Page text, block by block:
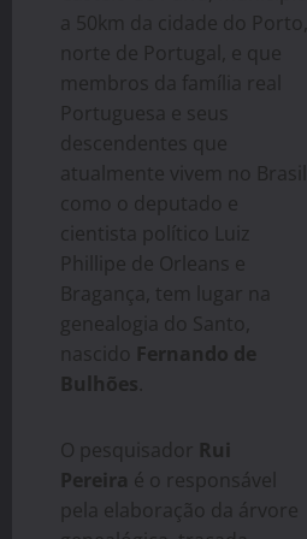
a 50km da cidade do Porto,
norte de Portugal, e que
membros da família real
Portuguesa e seus
descendentes que
atualmente vivem no Brasil,
como o deputado e
cientista político Luiz
Phillipe de Orleans e
Bragança, tem lugar na
genealogia do Santo,
nascido Fernando de
Bulhões
O pesquisador Rui
Pereira é o responsável
pela elaboração da árvore